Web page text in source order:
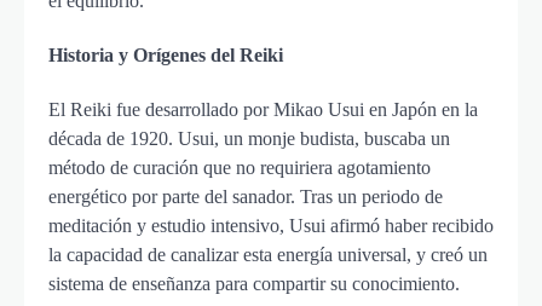
Historia y Orígenes del Reiki
El Reiki fue desarrollado por Mikao Usui en Japón en la
década de 1920. Usui, un monje budista, buscaba un
método de curación que no requiriera agotamiento
energético por parte del sanador. Tras un periodo de
meditación y estudio intensivo, Usui afirmó haber recibido
la capacidad de canalizar esta energía universal, y creó un
sistema de enseñanza para compartir su conocimiento.